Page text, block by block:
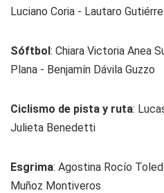
Luciano Coria - Lautaro
Sóftbol: Chiara Victoria Anea
Plana - Benjamín Dávila Guzzo
Ciclismo de pista y ruta:
Julieta Benedetti
Esgrima: Agostina Rocío
Muñoz Montiveros